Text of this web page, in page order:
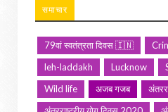
समाचार
79वां स्वतंत्रता दिवस 🇮🇳
leh-laddakh
Lucknow
Wild life
अजब गजब